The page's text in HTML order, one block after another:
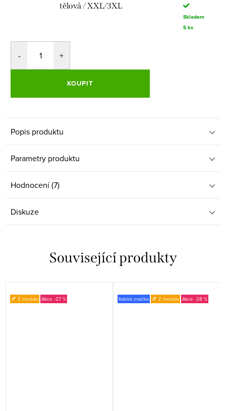
tělová / XXL/3XL
Skladem
5 ks
KOUPIT
Popis produktu
Parametry produktu
Hodnocení (7)
Diskuze
Související produkty
🍂 Z modalu -27 % Italská značka 🍂 Z modalu -28 %